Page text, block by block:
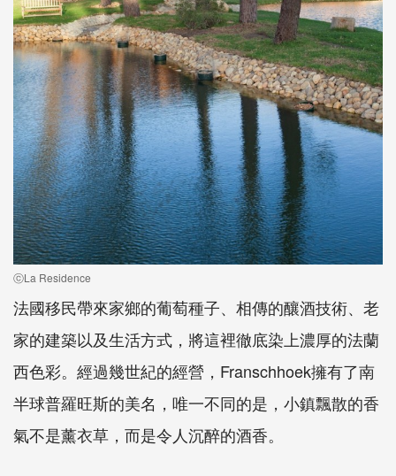
ⓒLa Residence
法國移民帶來家鄉的葡萄種子、相傳的釀酒技術、老
家的建築以及生活方式，將這裡徹底染上濃厚的法蘭
西色彩。經過幾世紀的經營，Franschhoek擁有了南
半球普羅旺斯的美名，唯一不同的是，小鎮飄散的香
氣不是薰衣草，而是令人沉醉的酒香。